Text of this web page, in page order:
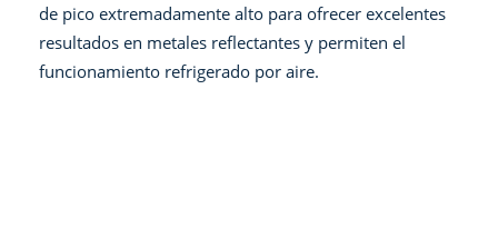
de pico extremadamente alto para ofrecer excelentes
resultados en metales reflectantes y permiten el
funcionamiento refrigerado por aire.